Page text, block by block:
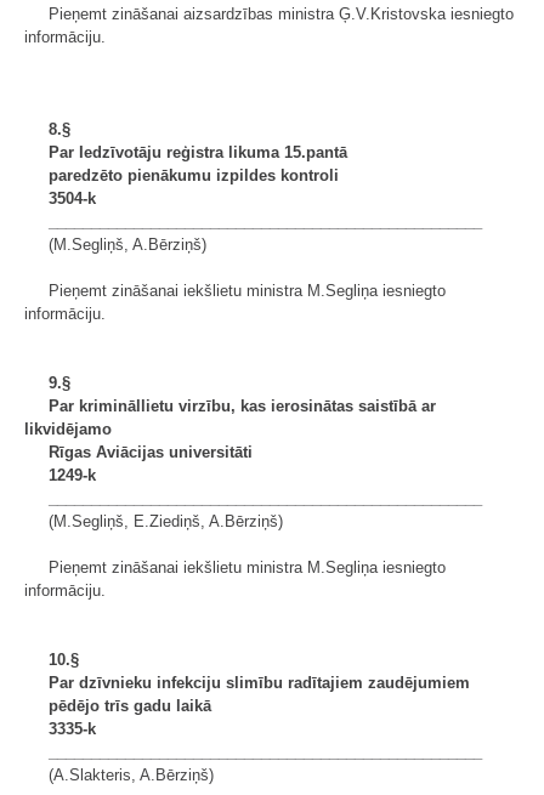
Pieņemt zināšanai aizsardzības ministra Ģ.V.Kristovska iesniegto
informāciju.
8.§
Par Iedzīvotāju reģistra likuma 15.pantā
paredzēto pienākumu izpildes kontroli
3504-k
(M.Segliņš, A.Bērziņš)
Pieņemt zināšanai iekšlietu ministra M.Segliņa iesniegto
informāciju.
9.§
Par krimināllietu virzību, kas ierosinātas saistībā ar
likvidējamo
Rīgas Aviācijas universitāti
1249-k
(M.Segliņš, E.Ziediņš, A.Bērziņš)
Pieņemt zināšanai iekšlietu ministra M.Segliņa iesniegto
informāciju.
10.§
Par dzīvnieku infekciju slimību radītajiem zaudējumiem
pēdējo trīs gadu laikā
3335-k
(A.Slakteris, A.Bērziņš)